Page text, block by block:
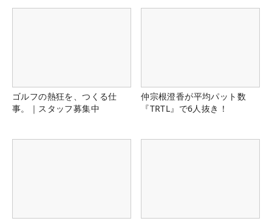
ゴルフの熱狂を、つくる仕
事。｜スタッフ募集中
仲宗根澄香が平均パット数
『TRTL』で6人抜き！